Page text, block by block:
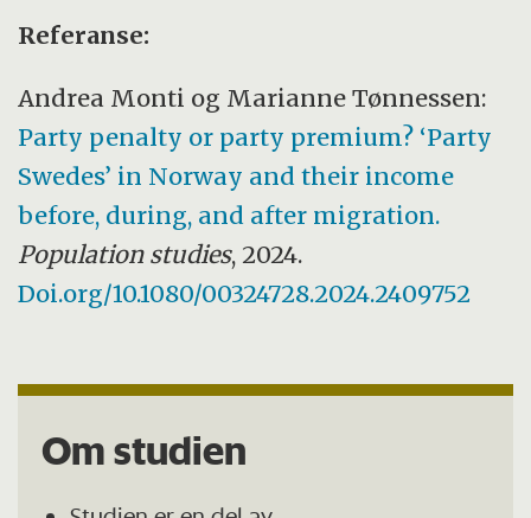
Referanse:
Andrea Monti og Marianne Tønnessen:
Party penalty or party premium? ‘Party
Swedes’ in Norway and their income
before, during, and after migration.
Population studies, 2024.
Doi.org/10.1080/00324728.2024.2409752
Om studien